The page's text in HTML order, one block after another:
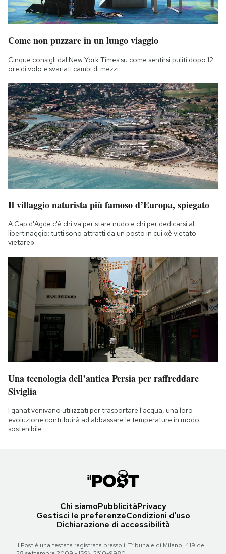
Come non puzzare in un lungo viaggio
Cinque consigli dal New York Times su come sentirsi puliti dopo 12
ore di volo e svariati cambi di mezzi
Il villaggio naturista più famoso d’Europa, spiegato
A Cap d'Agde c'è chi va per stare nudo e chi per dedicarsi al
libertinaggio: tutti sono attratti da un posto in cui «è vietato
vietare»
Una tecnologia dell’antica Persia per raffreddare
Siviglia
I qanat venivano utilizzati per trasportare l'acqua, una loro
evoluzione contribuirà ad abbassare le temperature in modo
sostenibile
Chi siamoPubblicitàPrivacy
Gestisci le preferenzeCondizioni d'uso
Dichiarazione di accessibilità
Il Post è una testata registrata presso il Tribunale di Milano, 419 del